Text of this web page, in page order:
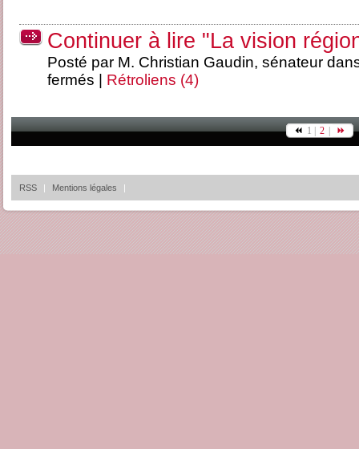
Continuer à lire "La vision
Posté par M. Christian Gaudin, sénateur
fermés
Rétroliens (4)
1 | 2
RSS | Mentions légales |